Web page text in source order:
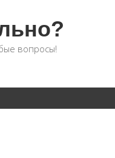
вопросы!